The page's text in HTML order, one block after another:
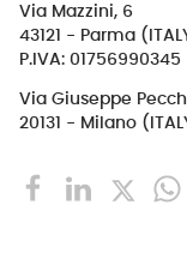
Via Mazzini, 6
43121 - Parma
P.IVA: 01756990345
Via Giuseppe
20131 - Milano